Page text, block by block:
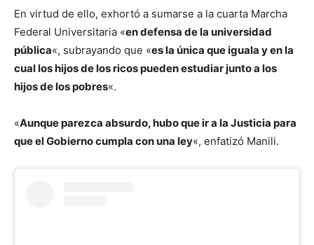
En virtud de ello, exhortó a sumarse a la cuarta Marcha
Federal Universitaria «en defensa de la universidad
pública«, subrayando que «es la única que iguala y en la
cual los hijos de los ricos pueden estudiar junto a los
hijos de los pobres«.
«Aunque parezca absurdo, hubo que ir a la Justicia para
que el Gobierno cumpla con una ley«, enfatizó Manili.